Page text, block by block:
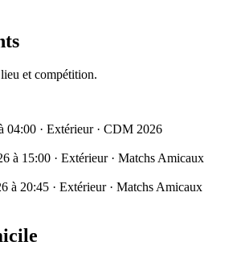
et compétition.
04:00 · Extérieur · CDM 2026
à 15:00 · Extérieur · Matchs Amicaux
à 20:45 · Extérieur · Matchs Amicaux